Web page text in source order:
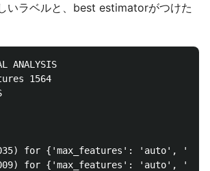
いラベルと、best estimatorがつけた
ANALYSIS
1564
for {'max_features': 'auto',
for {'max_features': 'auto',